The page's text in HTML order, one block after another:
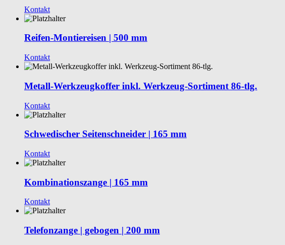
Kontakt
Reifen-Montiereisen | 500 mm
Kontakt
Metall-Werkzeugkoffer inkl. Werkzeug-Sortiment 86-tlg.
Kontakt
Schwedischer Seitenschneider | 165 mm
Kontakt
Kombinationszange | 165 mm
Kontakt
Telefonzange | gebogen | 200 mm